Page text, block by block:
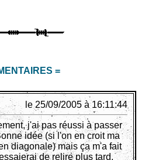
=
le 25/09/2005 à 16:11:44
j'ai pas réussi à passer
idée (si l'on en croit ma
diagonale) mais ça m'a fait
de relire plus tard,